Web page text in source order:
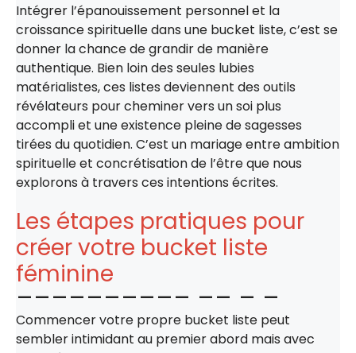
Intégrer l’épanouissement personnel et la
croissance spirituelle dans une bucket liste, c’est se
donner la chance de grandir de manière
authentique. Bien loin des seules lubies
matérialistes, ces listes deviennent des outils
révélateurs pour cheminer vers un soi plus
accompli et une existence pleine de sagesses
tirées du quotidien. C’est un mariage entre ambition
spirituelle et concrétisation de l’être que nous
explorons à travers ces intentions écrites.
Les étapes pratiques pour
créer votre bucket liste
féminine
Commencer votre propre bucket liste peut
sembler intimidant au premier abord mais avec